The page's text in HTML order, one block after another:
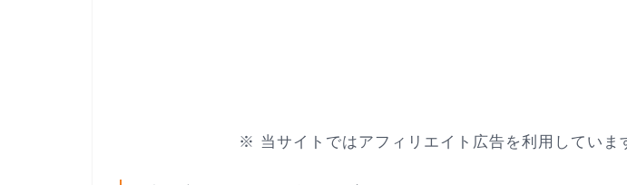
※ 当サイトではアフィリエイト広告を利用していま